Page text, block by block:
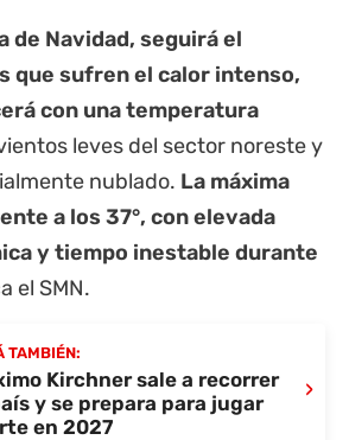
de Navidad, seguirá el
que sufren el calor intenso,
con una temperatura
leves del sector noreste y
nublado. La máxima
a los 37°, con elevada
y tiempo inestable durante
el SMN.
TAMBIÉN:
Kirchner sale a recorrer
y se prepara para jugar
en 2027
›